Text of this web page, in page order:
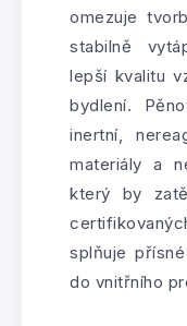
omezuje
stabilně
lepší kvalitu
bydlení.
inertní,
materiály a
který by
splňuje
do vnitřního